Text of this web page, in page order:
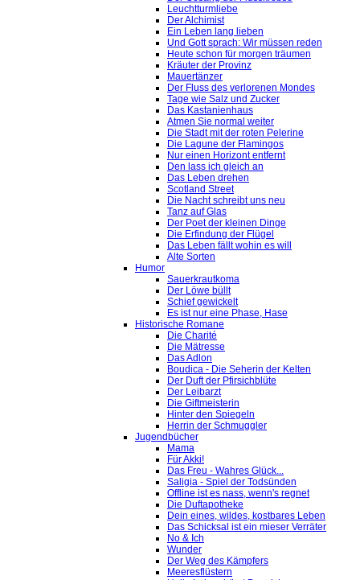
Leuchtturmliebe
Der Alchimist
Ein Leben lang lieben
Und Gott sprach: Wir müssen reden
Heute schon für morgen träumen
Kräuter der Provinz
Mauertänzer
Der Fluss des verlorenen Mondes
Tage wie Salz und Zucker
Das Kastanienhaus
Atmen Sie normal weiter
Die Stadt mit der roten Pelerine
Die Lagune der Flamingos
Nur einen Horizont entfernt
Den lass ich gleich an
Das Leben drehen
Scotland Street
Die Nacht schreibt uns neu
Tanz auf Glas
Der Poet der kleinen Dinge
Die Erfindung der Flügel
Das Leben fällt wohin es will
Alte Sorten
Humor
Sauerkrautkoma
Der Löwe büllt
Schief gewickelt
Es ist nur eine Phase, Hase
Historische Romane
Die Charité
Die Mätresse
Das Adlon
Boudica - Die Seherin der Kelten
Der Duft der Pfirsichblüte
Der Leibarzt
Die Giftmeisterin
Hinter den Spiegeln
Herrin der Schmuggler
Jugendbücher
Mama
Für Akki!
Das Freu - Wahres Glück...
Saligia - Spiel der Todsünden
Offline ist es nass, wenn's regnet
Die Duftapotheke
Dein eines, wildes, kostbares Leben
Das Schicksal ist ein mieser Verräter
No & Ich
Wunder
Der Weg des Kämpfers
Meeresflüstern